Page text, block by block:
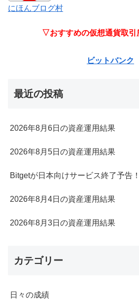
にほんブログ村
▽おすすめの仮想通貨取
ビットバンク
最近の投稿
2026年8月6日の資産運用結果
2026年8月5日の資産運用結果
Bitgetが日本向けサービス終了予告！
2026年8月4日の資産運用結果
2026年8月3日の資産運用結果
カテゴリー
日々の成績